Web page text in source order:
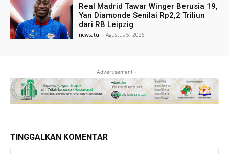
Real Madrid Tawar Winger Berusia 19,
Yan Diamonde Senilai Rp2,2 Triliun
dari RB Leipzig
newsatu - Agustus 5, 2026
- Advertisement -
TINGGALKAN KOMENTAR